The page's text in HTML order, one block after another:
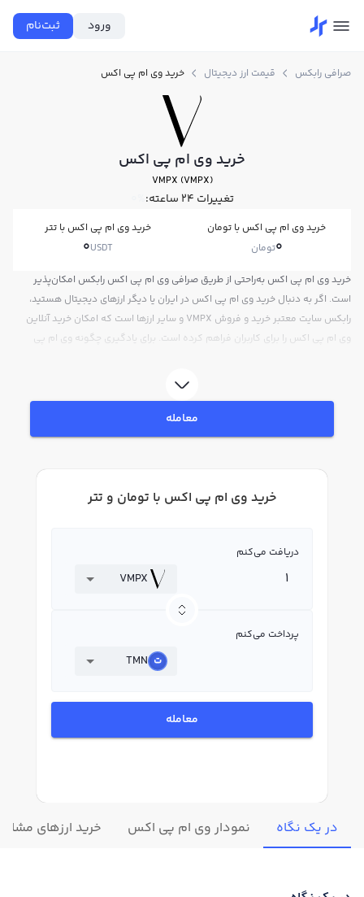
ورود ثبت‌نام
صرافی رابکس قیمت ارز دیجیتال خرید وی ام پی اکس
خرید وی ام پی اکس
VMPX (VMPX)
تغییرات ۲۴ ساعته: 0%
خرید وی ام پی اکس با تومان
0تومان
خرید وی ام پی اکس با تتر
0USDT
خرید وی ام پی اکس به‌راحتی از طریق صرافی وی ام پی اکس رابکس امکان‌پذیر
است. اگر به دنبال خرید وی ام پی اکس در ایران یا دیگر ارزهای دیجیتال هستید،
رابکس سایت معتبر خرید و فروش VMPX و سایر ارزها است که امکان خرید آنلاین
وی ام پی اکس را برای کاربران فراهم کرده است. برای یادگیری چگونه وی ام پی
رابکس، قیمت لحظه‌ای، نمودار و امکانات فروش وی ام پی اکس نیز در دسترس شما
قرار دارد تا بتوانید تصمیمات بهتری در معاملات خود بگیرید.
معامله
خرید وی ام پی اکس با تومان و تتر
دریافت می‌کنم
VMPX
پرداخت می‌کنم
TMN
معامله
در یک نگاه نمودار وی ام پی اکس خرید ارزهای مشابه